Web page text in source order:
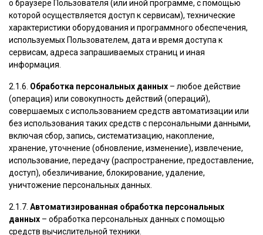
о браузере Пользователя (или иной программе, с помощью
которой осуществляется доступ к сервисам), технические
характеристики оборудования и программного обеспечения,
используемых Пользователем, дата и время доступа к
сервисам, адреса запрашиваемых страниц и иная
информация.
2.1.6. Обработка персональных данных – любое действие
(операция) или совокупность действий (операций),
совершаемых с использованием средств автоматизации или
без использования таких средств с персональными данными,
включая сбор, запись, систематизацию, накопление,
хранение, уточнение (обновление, изменение), извлечение,
использование, передачу (распространение, предоставление,
доступ), обезличивание, блокирование, удаление,
уничтожение персональных данных.
2.1.7. Автоматизированная обработка персональных
данных – обработка персональных данных с помощью
средств вычислительной техники.